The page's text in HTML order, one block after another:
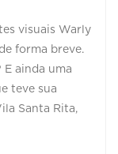
visuais Warly
forma breve.
E ainda uma
teve sua
Santa Rita,